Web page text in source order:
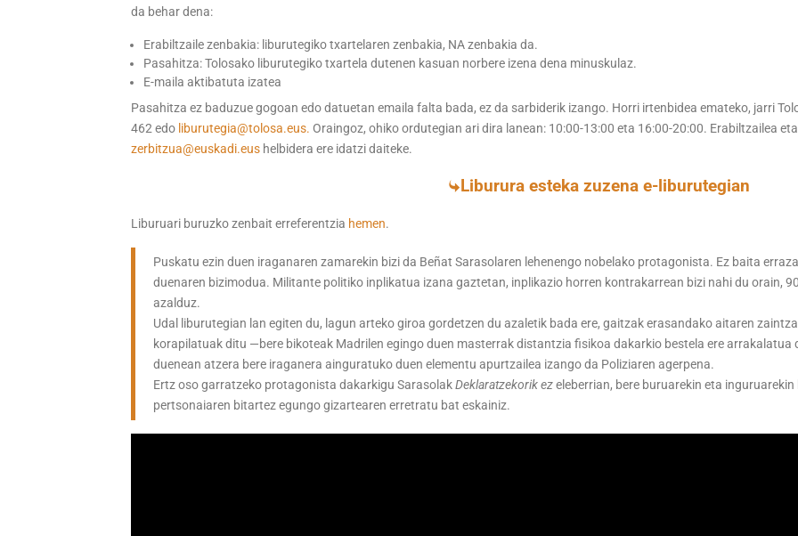
da behar dena:
Erabiltzaile zenbakia: liburutegiko txartelaren zenbakia, NA zenbakia da.
Pasahitza: Tolosako liburutegiko txartela dutenen kasuan norbere izena dena minuskulaz.
E-maila aktibatuta izatea
Pasahitza ez baduzue gogoan edo datuetan emaila falta bada, ez da sarbiderik izango. Horri irtenbidea emateko, jarri
462 edo liburutegia@tolosa.eus. Oraingoz, ohiko ordutegian ari dira lanean: 10:00-13:00 eta 16:00-20:00. Erabiltzailea
zerbitzua@euskadi.eus helbidera ere idatzi daiteke.
Liburura esteka zuzena e-liburutegian
Liburuari buruzko zenbait erreferentzia hemen.
Puskatu ezin duen iraganaren zamarekin bizi da Beñat Sarasolaren lehenengo nobelako protagonista. Ez baita
duenaren bizimodua. Militante politiko inplikatua izana gaztetan, inplikazio horren kontrakarrean bizi nahi du orain,
azalduz.
Udal liburutegian lan egiten du, lagun arteko giroa gordetzen du azaletik bada ere, gaitzak erasandako aitaren
korapilatuak ditu —bere bikoteak Madrilen egingo duen masterrak distantzia fisikoa dakarkio bestela ere
duenean atzera bere iraganera ainguratuko duen elementu apurtzailea izango da Poliziaren agerpena.
Ertz oso garratzeko protagonista dakarkigu SarasolakDeklaratzekorik ezeleberrian, bere buruarekin eta
pertsonaiaren bitartez egungo gizartearen erretratu bat eskainiz.